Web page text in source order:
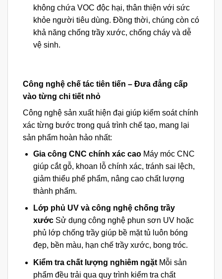
không chứa VOC độc hại, thân thiện với sức
khỏe người tiêu dùng. Đồng thời, chúng còn có
khả năng chống trầy xước, chống cháy và dễ
vệ sinh.
Công nghệ chế tác tiên tiến – Đưa đẳng cấp
vào từng chi tiết nhỏ
Công nghệ sản xuất hiện đại giúp kiểm soát chính
xác từng bước trong quá trình chế tạo, mang lại
sản phẩm hoàn hảo nhất:
Gia công CNC chính xác caoMáy móc CNC
giúp cắt gỗ, khoan lỗ chính xác, tránh sai lệch,
giảm thiểu phế phẩm, nâng cao chất lượng
thành phẩm.
Lớp phủ UV và công nghệ chống trầy
xướcSử dụng công nghệ phun sơn UV hoặc
phủ lớp chống trầy giúp bề mặt tủ luôn bóng
đẹp, bền màu, hạn chế trầy xước, bong tróc.
Kiểm tra chất lượng nghiêm ngặtMỗi sản
phẩm đều trải qua quy trình kiểm tra chất